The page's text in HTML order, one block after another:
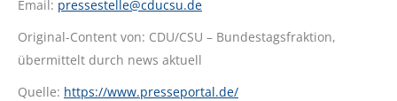
Email: pressestelle@cducsu.de
Original-Content von: CDU/CSU – Bundestagsfraktion,
übermittelt durch news aktuell
Quelle: https://www.presseportal.de/